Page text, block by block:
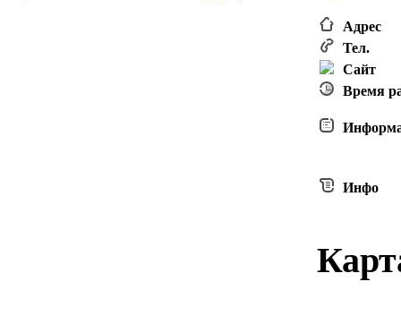
Адрес
Тел.
Сайт
Время
Инфо